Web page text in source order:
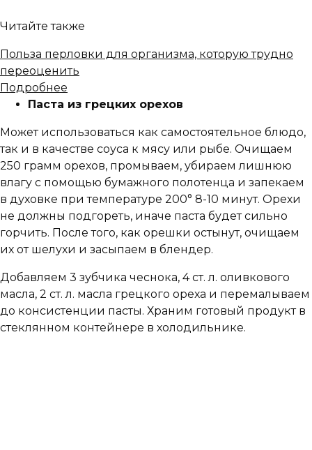
Читайте также
Польза перловки для организма, которую трудно
переоценить
Подробнее
Паста из грецких орехов
Может использоваться как самостоятельное блюдо,
так и в качестве соуса к мясу или рыбе. Очищаем
250 грамм орехов, промываем, убираем лишнюю
влагу с помощью бумажного полотенца и запекаем
в духовке при температуре 200° 8-10 минут. Орехи
не должны подгореть, иначе паста будет сильно
горчить. После того, как орешки остынут, очищаем
их от шелухи и засыпаем в блендер.
Добавляем 3 зубчика чеснока, 4 ст. л. оливкового
масла, 2 ст. л. масла грецкого ореха и перемалываем
до консистенции пасты. Храним готовый продукт в
стеклянном контейнере в холодильнике.